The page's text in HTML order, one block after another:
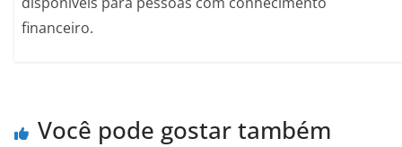
financeiro.
Você pode gostar também